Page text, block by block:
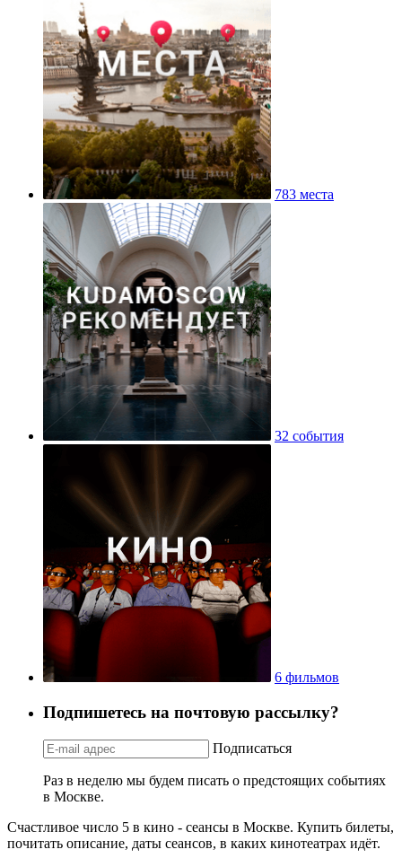
783 места
32 события
6 фильмов
Подпишетесь на почтовую рассылку?
Подписаться
Раз в неделю мы будем писать о предстоящих событиях
в Москве.
Счастливое число 5 в кино - сеансы в Москве. Купить билеты,
почитать описание, даты сеансов, в каких кинотеатрах идёт.